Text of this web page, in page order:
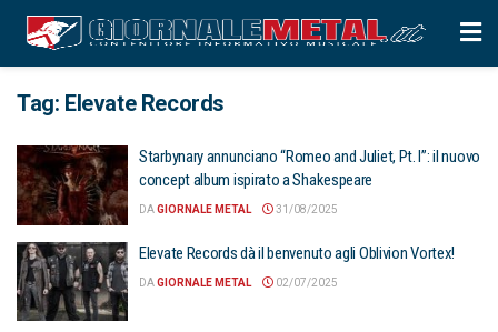
Tag: Elevate Records
Starbynary annunciano “Romeo and Juliet, Pt. I”: il nuovo
concept album ispirato a Shakespeare
DAGIORNALE METAL 31/08/2025
Elevate Records dà il benvenuto agli Oblivion Vortex!
DAGIORNALE METAL 02/07/2025